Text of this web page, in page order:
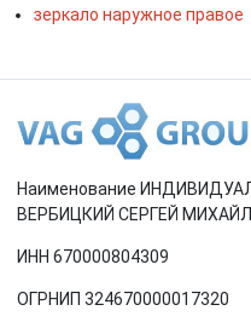
зеркало наружное правое
Наименование
ВЕРБИЦКИЙ СЕРГЕЙ
ИНН 670000804309
ОГРНИП 324670000017320